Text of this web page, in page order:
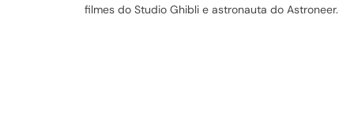
filmes do Studio Ghibli e astronauta do Astroneer.